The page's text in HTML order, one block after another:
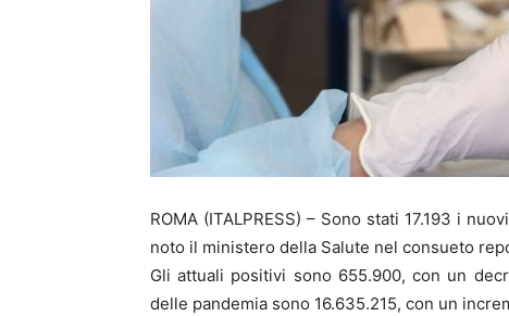
ROMA (ITALPRESS) – Sono stati 17.193 i
noto il ministero della Salute nel consueto
Gli attuali positivi sono 655.900, con un
delle pandemia sono 16.635.215, con un